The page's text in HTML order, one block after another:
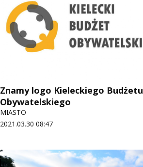
Znamy logo Kieleckiego Budżetu
Obywatelskiego
MIASTO
2021.03.30 08:47